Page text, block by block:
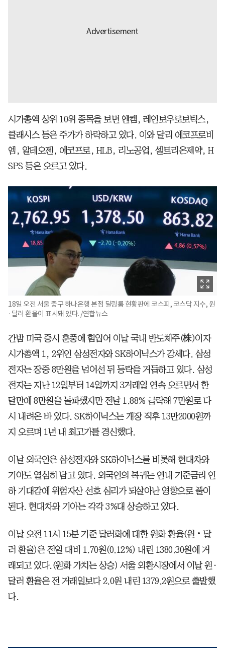
시가총액 상위 10위 종목을 보면 엔켐, 레인보우로보틱스,
클래시스 등은 주가가 하락하고 있다. 이와 달리 에코프로비
엠, 알테오젠, 에코프로, HLB, 리노공업, 셀트리온제약, H
SPS 등은 오르고 있다.
18일 오전 서울 중구 하나은행 본점 딜링룸 현황판에 코스피, 코스닥 지수, 원
·달러 환율이 표시돼 있다. /연합뉴스
간밤 미국 증시 훈풍에 힘입어 이날 국내 반도체주(株)이자
시가총액 1, 2위인 삼성전자와 SK하이닉스가 강세다. 삼성
전자는 장중 8만원을 넘어선 뒤 등락을 거듭하고 있다. 삼성
전자는 지난 12일부터 14일까지 3거래일 연속 오르면서 한
달만에 8만원을 돌파했지만 전날 1.88% 급락해 7만원로 다
시 내려온 바 있다. SK하이닉스는 개장 직후 13만2000원까
지 오르며 1년 내 최고가를 경신했다.
이날 외국인은 삼성전자와 SK하이닉스를 비롯해 현대차와
기아도 열심히 담고 있다. 외국인의 복귀는 연내 기준금리 인
하 기대감에 위험자산 선호 심리가 되살아난 영향으로 풀이
된다. 현대차와 기아는 각각 3%대 상승하고 있다.
이날 오전 11시 15분 기준 달러화에 대한 원화 환율(원‧달
러 환율)은 전일 대비 1.70원(0.12%) 내린 1380.30원에 거
래되고 있다.(원화 가치는 상승) 서울 외환시장에서 이날 원·
달러 환율은 전 거래일보다 2.0원 내린 1379.2원으로 출발했
다.